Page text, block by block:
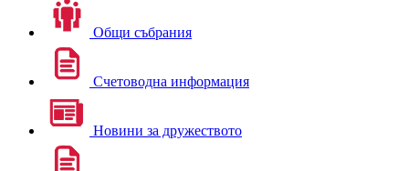
Общи събрания
Счетоводна информация
Новини за дружеството